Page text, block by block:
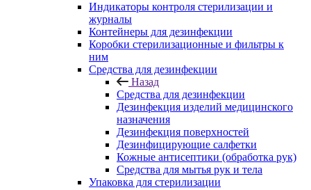
Индикаторы контроля стерилизации и
журналы
Контейнеры для дезинфекции
Коробки стерилизационные и фильтры к
ним
Средства для дезинфекции
Назад
Средства для дезинфекции
Дезинфекция изделий медицинского
назначения
Дезинфекция поверхностей
Дезинфицирующие салфетки
Кожные антисептики (обработка рук)
Средства для мытья рук и тела
Упаковка для стерилизации